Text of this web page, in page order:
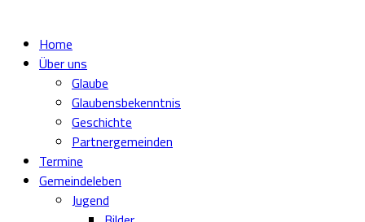
Home
Über uns
Glaube
Glaubensbekenntnis
Geschichte
Partnergemeinden
Termine
Gemeindeleben
Jugend